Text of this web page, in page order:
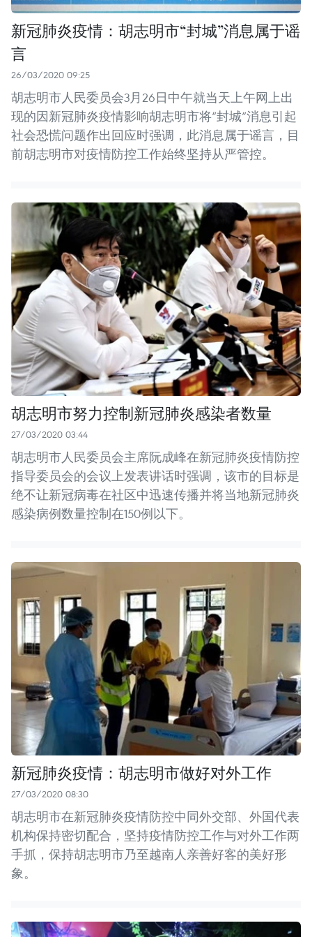
新冠肺炎疫情：胡志明市“封城”消息属于谣
言
26/03/2020 09:25
胡志明市人民委员会3月26日中午就当天上午网上出
现的因新冠肺炎疫情影响胡志明市将“封城”消息引起
社会恐慌问题作出回应时强调，此消息属于谣言，目
前胡志明市对疫情防控工作始终坚持从严管控。
胡志明市努力控制新冠肺炎感染者数量
27/03/2020 03:44
胡志明市人民委员会主席阮成峰在新冠肺炎疫情防控
指导委员会的会议上发表讲话时强调，该市的目标是
绝不让新冠病毒在社区中迅速传播并将当地新冠肺炎
感染病例数量控制在150例以下。
新冠肺炎疫情：胡志明市做好对外工作
27/03/2020 08:30
胡志明市在新冠肺炎疫情防控中同外交部、外国代表
机构保持密切配合，坚持疫情防控工作与对外工作两
手抓，保持胡志明市乃至越南人亲善好客的美好形
象。